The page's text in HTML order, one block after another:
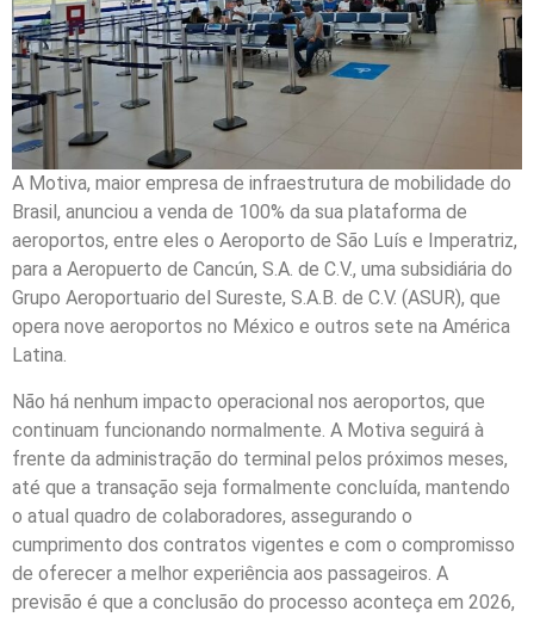
A Motiva, maior empresa de infraestrutura de mobilidade do
Brasil, anunciou a venda de 100% da sua plataforma de
aeroportos, entre eles o Aeroporto de São Luís e Imperatriz,
para a Aeropuerto de Cancún, S.A. de C.V., uma subsidiária do
Grupo Aeroportuario del Sureste, S.A.B. de C.V. (ASUR), que
opera nove aeroportos no México e outros sete na América
Latina.
Não há nenhum impacto operacional nos aeroportos, que
continuam funcionando normalmente. A Motiva seguirá à
frente da administração do terminal pelos próximos meses,
até que a transação seja formalmente concluída, mantendo
o atual quadro de colaboradores, assegurando o
cumprimento dos contratos vigentes e com o compromisso
de oferecer a melhor experiência aos passageiros. A
previsão é que a conclusão do processo aconteça em 2026,